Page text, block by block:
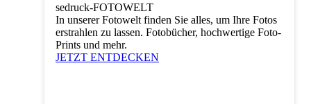
sedruck-FOTOWELT
In unserer Fotowelt finden Sie alles, um Ihre Fotos
erstrahlen zu lassen. Fotobücher, hochwertige Foto-
Prints und mehr.
JETZT ENTDECKEN